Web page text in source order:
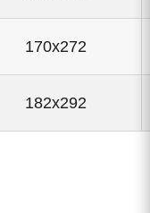
170x272
182x292